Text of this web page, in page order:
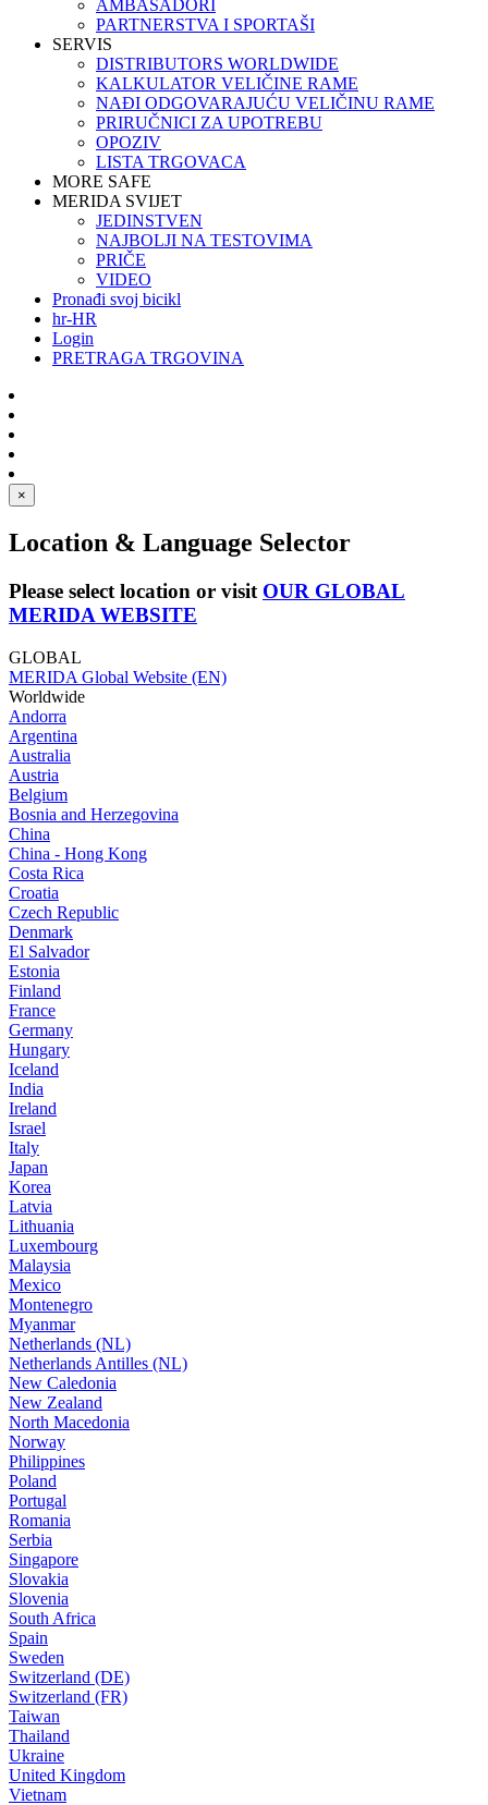
AMBASADORI
PARTNERSTVA I SPORTAŠI
SERVIS
DISTRIBUTORS WORLDWIDE
KALKULATOR VELIČINE RAME
NAĐI ODGOVARAJUĆU VELIČINU RAME
PRIRUČNICI ZA UPOTREBU
OPOZIV
LISTA TRGOVACA
MORE SAFE
MERIDA SVIJET
JEDINSTVEN
NAJBOLJI NA TESTOVIMA
PRIČE
VIDEO
Pronađi svoj bicikl
hr-HR
Login
PRETRAGA TRGOVINA
×
Location & Language Selector
Please select location or visit OUR GLOBAL
MERIDA WEBSITE
GLOBAL
MERIDA Global Website (EN)
Worldwide
Andorra
Argentina
Australia
Austria
Belgium
Bosnia and Herzegovina
China
China - Hong Kong
Costa Rica
Croatia
Czech Republic
Denmark
El Salvador
Estonia
Finland
France
Germany
Hungary
Iceland
India
Ireland
Israel
Italy
Japan
Korea
Latvia
Lithuania
Luxembourg
Malaysia
Mexico
Montenegro
Myanmar
Netherlands (NL)
Netherlands Antilles (NL)
New Caledonia
New Zealand
North Macedonia
Norway
Philippines
Poland
Portugal
Romania
Serbia
Singapore
Slovakia
Slovenia
South Africa
Spain
Sweden
Switzerland (DE)
Switzerland (FR)
Taiwan
Thailand
Ukraine
United Kingdom
Vietnam